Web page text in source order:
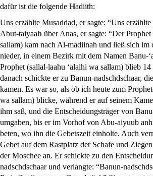
dafür ist die folgende Hadiith:
Uns erzählte Musaddad, er sagte: “Uns
Abut-taiyaah über Anas, er sagte: “Der Prophet
sallam) kam nach Al-madiinah und ließ sich im
nieder, in einem Bezirk mit dem Namen Banu-
Prophet (sallal-laahu ‘alaihi wa sallam) blieb
danach schickte er zu Banun-nadschdschaar,
kamen. Es war so, als ob ich heute zum
wa sallam) blicke, während er auf seinem
ihm saß, und die Entscheidungsträger von
umgaben, bis er im Vorhof von Abu-aiyuub
beten, wo ihn die Gebetszeit einholte. Auch
Gebet auf dem Rastplatz der Schafe und
der Moschee an. Er schickte zu den
nadschdschaar und verlangte: “Banun-